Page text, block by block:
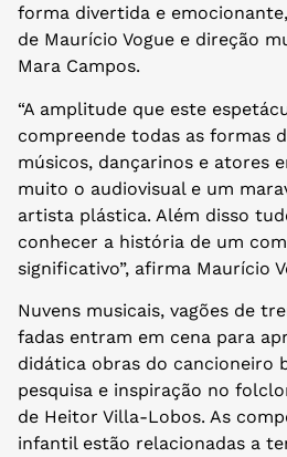
forma divertida e
de Maurício Vogue e direção
Mara Campos.
“A amplitude que este
compreende todas as formas
músicos, dançarinos e atores
muito o audiovisual e um
artista plástica. Além disso
conhecer a história de um
significativo”, afirma Maurício
Nuvens musicais, vagões de
fadas entram em cena para
didática obras do cancioneiro
pesquisa e inspiração no
de Heitor Villa-Lobos. As
infantil estão relacionadas a